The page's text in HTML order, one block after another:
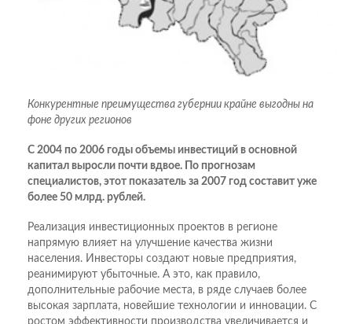
Конкурентные преимущества губернии крайне выгодны на
фоне других регионов
С 2004 по 2006 годы объемы инвестиций в основной
капитал выросли почти вдвое. По прогнозам
специалистов, этот показатель за 2007 год составит уже
более 50 млрд. рублей.
Реализация инвестиционных проектов в регионе
напрямую влияет на улучшение качества жизни
населения. Инвесторы создают новые предприятия,
реанимируют убыточные. А это, как правило,
дополнительные рабочие места, в ряде случаев более
высокая зарплата, новейшие технологии и инновации. С
ростом эффективности производства увеличивается и